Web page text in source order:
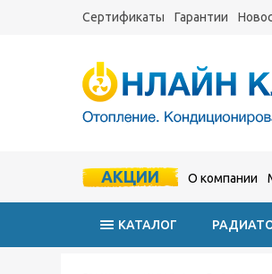
Сертификаты Гарантии
АКЦИИ О компании
КАТАЛОГ